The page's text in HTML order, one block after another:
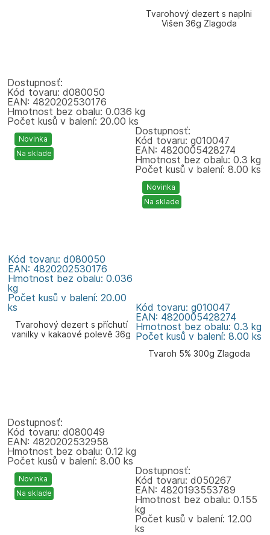
Tvarohový dezert s naplni
Višen 36g Zlagoda
Dostupnosť:
Kód tovaru: d080050
EAN: 4820202530176
Hmotnost bez obalu: 0.036 kg
Počet kusů v balení: 20.00 ks
Novinka
Na sklade
Kód tovaru: d080050
EAN: 4820202530176
Hmotnost bez obalu: 0.036
kg
Počet kusů v balení: 20.00
ks
Tvarohový dezert s příchutí
vanilky v kakaové polevě 36g
Dostupnosť:
Kód tovaru: g010047
EAN: 4820005428274
Hmotnost bez obalu: 0.3 kg
Počet kusů v balení: 8.00 ks
Novinka
Na sklade
Kód tovaru: g010047
EAN: 4820005428274
Hmotnost bez obalu: 0.3 kg
Počet kusů v balení: 8.00 ks
Tvaroh 5% 300g Zlagoda
Dostupnosť:
Kód tovaru: d080049
EAN: 4820202532958
Hmotnost bez obalu: 0.12 kg
Počet kusů v balení: 8.00 ks
Novinka
Na sklade
Dostupnosť:
Kód tovaru: d050267
EAN: 4820193553789
Hmotnost bez obalu: 0.155
kg
Počet kusů v balení: 12.00
ks